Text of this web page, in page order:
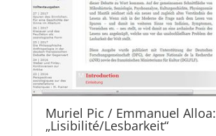
Muriel Pic / Emmanuel Alloa:
„Lisibilité/Lesbarkeit“